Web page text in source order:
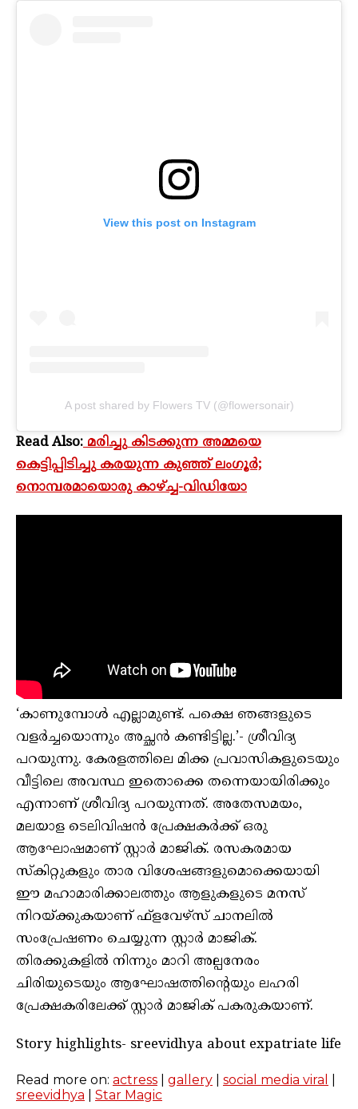
View this post on Instagram
A post shared by Flowers TV (@flowersonair)
Read Also:മരിച്ചു കിടക്കുന്ന അമ്മയെ
കെട്ടിപ്പിടിച്ചു കരയുന്ന കുഞ്ഞ് ലംഗൂർ;
നൊമ്പരമായൊരു കാഴ്ച്ച-വിഡിയോ
‘കാണുമ്പോൾ എല്ലാമുണ്ട്. പക്ഷെ ഞങ്ങളുടെ
വളർച്ചയൊന്നും അച്ഛൻ കണ്ടിട്ടില്ല.’- ശ്രീവിദ്യ
പറയുന്നു. കേരളത്തിലെ മിക്ക പ്രവാസികളുടെയും
വീട്ടിലെ അവസ്ഥ ഇതൊക്കെ തന്നെയായിരിക്കും
എന്നാണ് ശ്രീവിദ്യ പറയുന്നത്. അതേസമയം,
മലയാള ടെലിവിഷൻ പ്രേക്ഷകർക്ക് ഒരു
ആഘോഷമാണ് സ്റ്റാർ മാജിക്. രസകരമായ
സ്കിറ്റുകളും താര വിശേഷങ്ങളുമൊക്കെയായി
ഈ മഹാമാരിക്കാലത്തും ആളുകളുടെ മനസ്
നിറയ്ക്കുകയാണ് ഫ്‌ളവേഴ്‌സ് ചാനലിൽ
സംപ്രേഷണം ചെയ്യുന്ന സ്റ്റാർ മാജിക്.
തിരക്കുകളിൽ നിന്നും മാറി അല്പനേരം
ചിരിയുടെയും ആഘോഷത്തിന്റെയും ലഹരി
പ്രേക്ഷകരിലേക്ക് സ്റ്റാർ മാജിക് പകരുകയാണ്.
Story highlights- sreevidhya about expatriate life
Read more on: actress gallery social media viral
sreevidhya
Star Magic